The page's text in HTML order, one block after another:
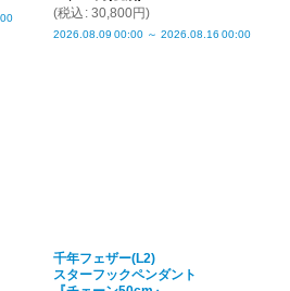
(税込 : 30,800円)
2026.08.09 00:00 ～ 2026.08.16 00:00
千年フェザー(L2)
スターフックペンダント